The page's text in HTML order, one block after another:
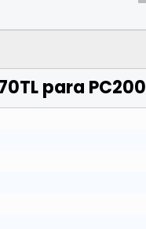
para PC200